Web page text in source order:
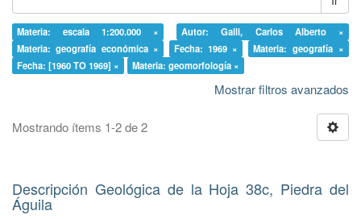
Materia: escala 1:200.000 ×
Autor: Galli, Carlos Alberto ×
Materia: geografía económica ×
Fecha: 1969 ×
Materia: geografía ×
Fecha: [1960 TO 1969] ×
Materia: geomorfología ×
Mostrar filtros avanzados
Mostrando ítems 1-2 de 2
Descripción Geológica de la Hoja 38c, Piedra del
Águila